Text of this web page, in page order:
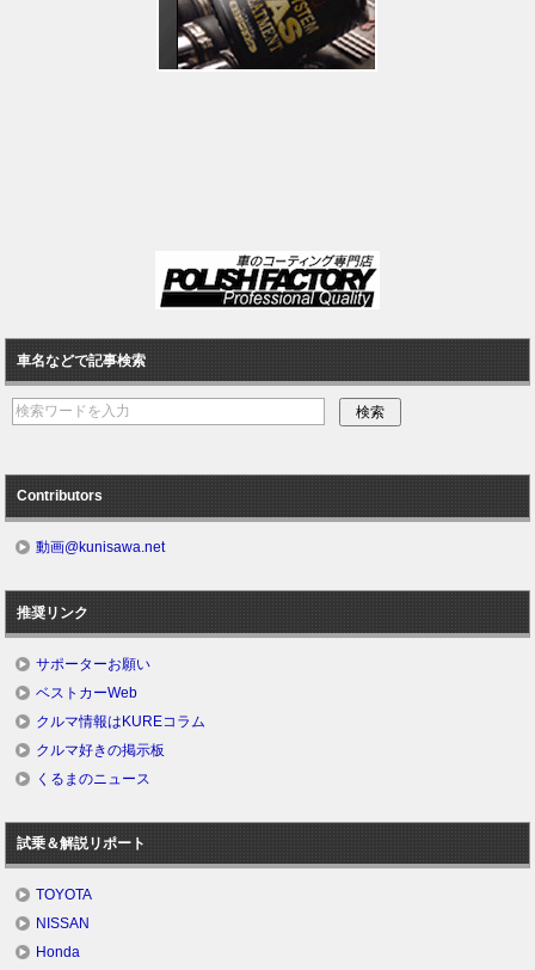
車名などで記事検索
Contributors
動画@kunisawa.net
推奨リンク
サポーターお願い
ベストカーWeb
クルマ情報はKUREコラム
クルマ好きの掲示板
くるまのニュース
試乗＆解説リポート
TOYOTA
NISSAN
Honda